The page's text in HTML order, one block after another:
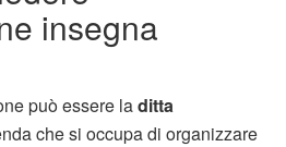
insegna
può essere laditta
che si occupa di organizzare